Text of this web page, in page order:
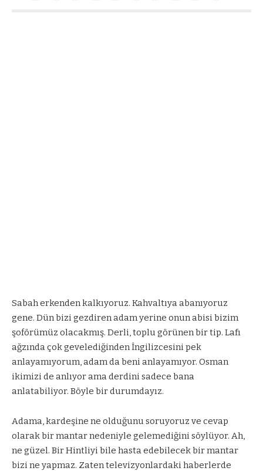
Sabah erkenden kalkıyoruz. Kahvaltıya abanıyoruz
gene. Dün bizi gezdiren adam yerine onun abisi bizim
şoförümüz olacakmış. Derli, toplu görünen bir tip. Lafı
ağzında çok gevelediğinden İngilizcesini pek
anlayamıyorum, adam da beni anlayamıyor. Osman
ikimizi de anlıyor ama derdini sadece bana
anlatabiliyor. Böyle bir durumdayız.
Adama, kardeşine ne olduğunu soruyoruz ve cevap
olarak bir mantar nedeniyle gelemediğini söylüyor. Ah,
ne güzel. Bir Hintliyi bile hasta edebilecek bir mantar
bizi ne yapmaz. Zaten televizyonlardaki haberlerde